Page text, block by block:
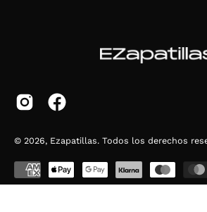
© 2026, Ezapatillas. Todos los derechos